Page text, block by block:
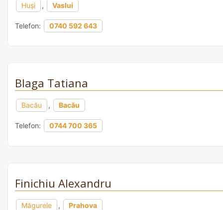
Huși , Vaslui
Telefon: 0740 592 643
Blaga Tatiana
Bacău , Bacău
Telefon: 0744 700 365
Finichiu Alexandru
Măgurele , Prahova